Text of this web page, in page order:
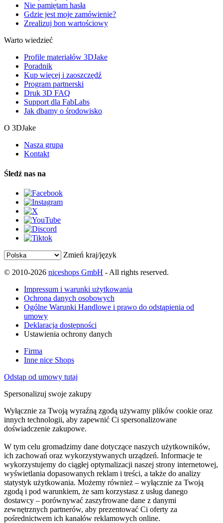
Nie pamiętam hasła
Gdzie jest moje zamówienie?
Zrealizuj bon wartościowy
Warto wiedzieć
Profile materiałów 3DJake
Poradnik
Kup więcej i zaoszczędź
Program partnerski
Druk 3D FAQ
Support dla FabLabs
Jak dbamy o środowisko
O 3DJake
Nasza grupa
Kontakt
Śledź nas na
Zmień kraj/język
© 2010-2026 niceshops GmbH - All rights reserved.
Impressum i warunki użytkowania
Ochrona danych osobowych
Ogólne Warunki Handlowe i prawo do odstąpienia od
umowy
Deklaracja dostępności
Ustawienia ochrony danych
Firma
Inne nice Shops
Odstąp od umowy tutaj
Spersonalizuj swoje zakupy
Wyłącznie za Twoją wyraźną zgodą używamy plików cookie oraz
innych technologii, aby zapewnić Ci spersonalizowane
doświadczenie zakupowe.
W tym celu gromadzimy dane dotyczące naszych użytkowników,
ich zachowań oraz wykorzystywanych urządzeń. Informacje te
wykorzystujemy do ciągłej optymalizacji naszej strony internetowej,
wyświetlania dopasowanych reklam i treści, a także do analizy
statystyk użytkowania. Możemy również – wyłącznie za Twoją
zgodą i pod warunkiem, że sam korzystasz z usług danego
dostawcy – porównywać zaszyfrowane dane z danymi
zewnętrznych partnerów, aby prezentować Ci oferty za
pośrednictwem ich kanałów reklamowych online.